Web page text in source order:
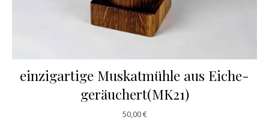
einzigartige Muskatmühle aus Eiche-
geräuchert(MK21)
50,00€